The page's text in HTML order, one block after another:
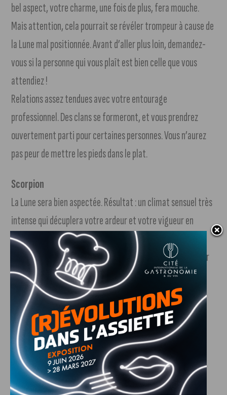
bel aspect, votre charme, une fois de plus, fera mouche.
Mais attention, cela pourrait se révéler trompeur à cause de
la Lune mal positionnée. Avant d’aller plus loin, demandez-
vous si la personne qui vous plaît est bien celle que vous
attendiez !
Relations assez tendues avec votre entourage
professionnel. Des clans se formeront, et vous prendrez
ouvertement parti pour certaines personnes. Vous n’aurez
pas peur de mettre les pieds dans le plat.
Scorpion
La Lune sera bien aspectée. Résultat : un climat sensuel très
intense qui décuplera votre ardeur et votre vigueur en
couple. Le feu de vos désirs vous brûlera, tandis que votre
excellente forme physique vous permettra de bien résister
en traversant sans dommage les dernières murailles
ardentes qui vous séparent de l’extase conjugale.
Célibataire, attention, la tentation sera forte ! Mais ne
compliquez pas votre vie conjugale en cédant à un
engouement soudain pour créer des liens que vous
regretteriez amèrement. Contentez-vous de ce que vous
avez.